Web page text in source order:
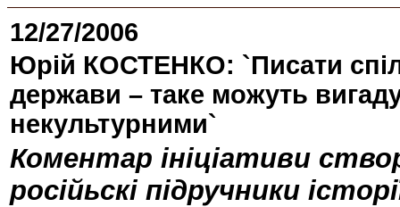
12/27/2006
Юрій КОСТЕНКО: `Писати
держави – таке можуть
некультурними`
Коментар ініціативи
російьскі підручники